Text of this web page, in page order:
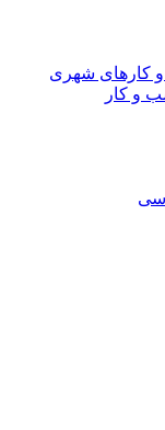
کارهای شهری
و کار